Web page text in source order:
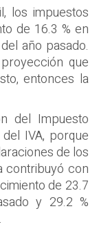
los impuestos
de 16.3 % en
año pasado.
que
entonces la
del Impuesto
IVA, porque
de los
contribuyó con
de 23.7
y 29.2 %